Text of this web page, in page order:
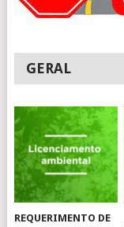
GERAL
REQUERIMENTO DE